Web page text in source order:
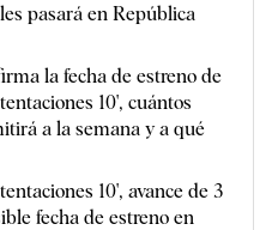
pasará en República
la fecha de estreno de
10', cuántos
a la semana y a qué
10', avance de 3
fecha de estreno en